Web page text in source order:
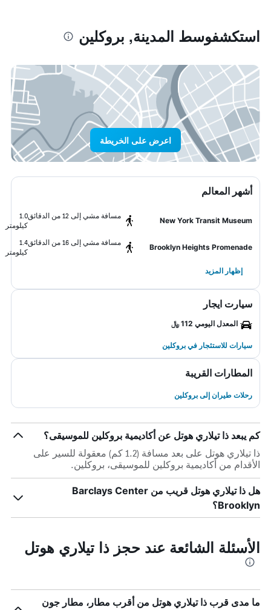
استكشفوسط المدينة, بروكلين
اعرض على الخريطة
أشهر المعالم
New York Transit Museum
مسافة مشي إلى 12 من الدقائق
1.0
كيلومتر
Brooklyn Heights Promenade
مسافة مشي إلى 16 من الدقائق
1.4
كيلومتر
إظهار المزيد
سيارت ايجار
المعدل اليومي 112 ﷼
سيارات للاستئجار في بروكلين
المطارات القريبة
رحلات طيران إلى بروكلين
كم يبعد ذا تيلاري هوتل عن أكاديمية بروكلين للموسيقى؟
ذا تيلاري هوتل على بعد مسافة (1.2 كم) معقولة للسير على
الأقدام من أكاديمية بروكلين للموسيقى، بروكلين.
هل ذا تيلاري هوتل قريب من Barclays Center
Brooklyn؟
الأسئلة الشائعة عند حجز ذا تيلاري هوتل
ما مدى قرب ذا تيلاري هوتل من أقرب مطار، مطار جون